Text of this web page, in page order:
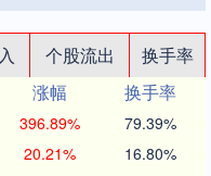
个股流出
换手率
涨幅
换手率
396.89% 79.39%
20.21% 16.80%